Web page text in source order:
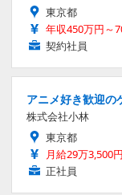
東京都
年収450万円～
契約社員
アニメ好き歓迎
株式会社小林
東京都
月給29万3,500
正社員